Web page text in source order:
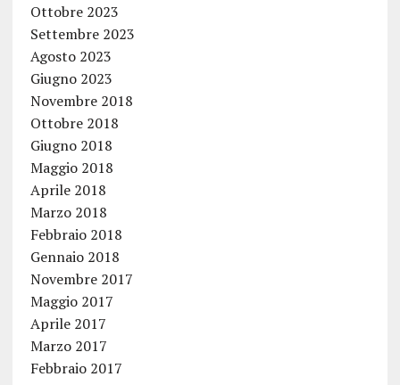
Ottobre 2023
Settembre 2023
Agosto 2023
Giugno 2023
Novembre 2018
Ottobre 2018
Giugno 2018
Maggio 2018
Aprile 2018
Marzo 2018
Febbraio 2018
Gennaio 2018
Novembre 2017
Maggio 2017
Aprile 2017
Marzo 2017
Febbraio 2017